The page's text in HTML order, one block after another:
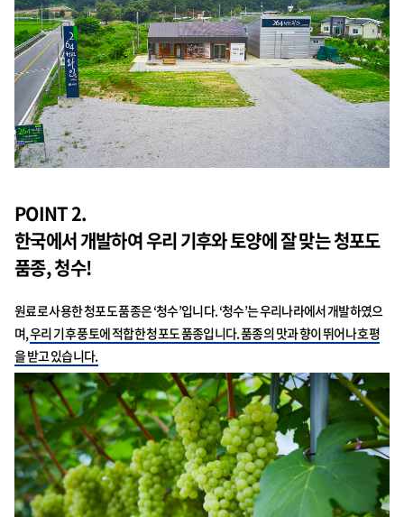
POINT 2.
한국에서 개발하여 우리 기후와 토양에 잘 맞는 청포도
품종, 청수!
원료로 사용한 청포도 품종은 ‘청수’입니다. ‘청수’는 우리나라에서 개발하였으
며,우리 기후 풍토에 적합한 청포도 품종입니다. 품종의 맛과 향이 뛰어나 호평
을 받고 있습니다.